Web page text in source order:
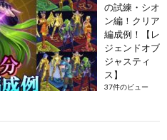
の試練・シオ
ン編！クリア
編成例！【レ
ジェンドオブ
ジャスティ
ス】
37件のビュー